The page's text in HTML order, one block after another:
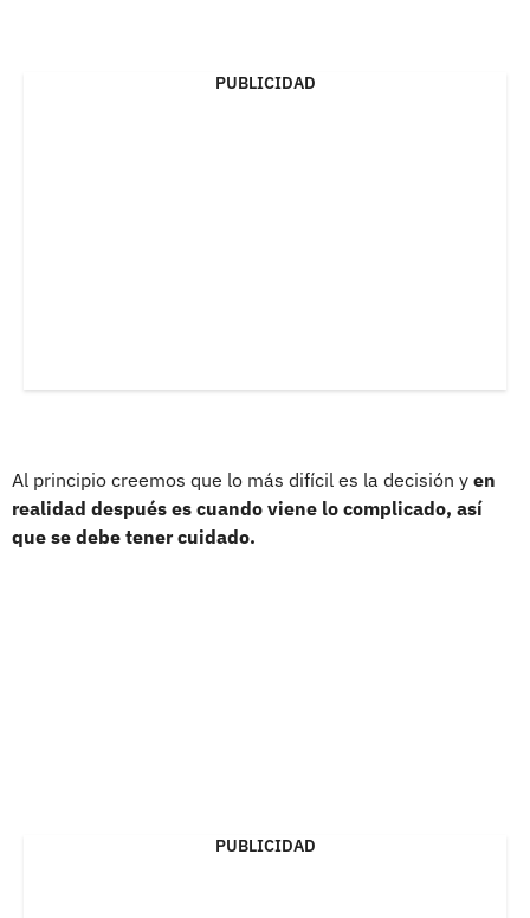
PUBLICIDAD
Al principio creemos que lo más difícil es la decisión y en
realidad después es cuando viene lo complicado, así
que se debe tener cuidado.
PUBLICIDAD